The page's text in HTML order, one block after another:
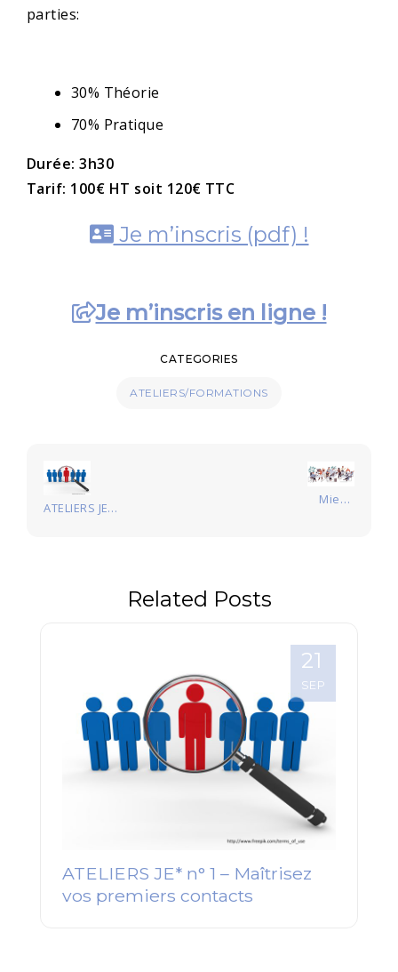
parties:
30% Théorie
70% Pratique
Durée: 3h30
Tarif: 100€ HT soit 120€ TTC
Je m’inscris (pdf) !
Je m’inscris en ligne !
CATEGORIES
ATELIERS/FORMATIONS
Navigation
de
l’article
ATELIERS JE*
Mieux
Related Posts
21
SEP
ATELIERS JE* n° 1 – Maîtrisez
vos premiers contacts